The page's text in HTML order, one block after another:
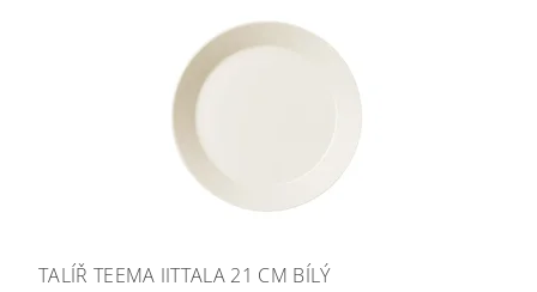
TALÍŘ TEEMA IITTALA 21 CM BÍLÝ